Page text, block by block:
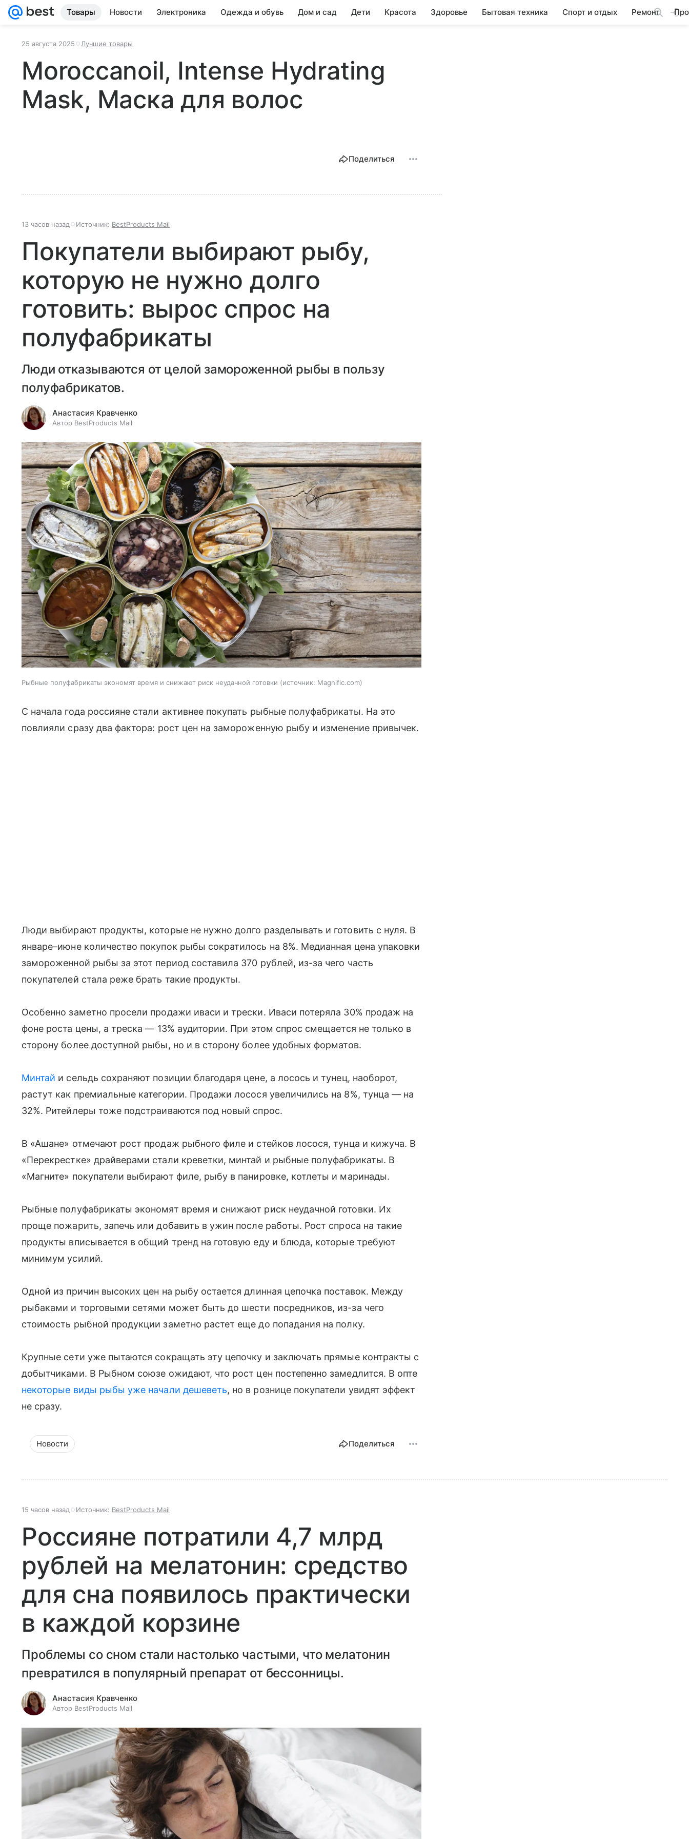
Товары Новости Электроника Одежда и обувь Дом и сад Дети Красота Здоровье Бытовая техника Спорт и отдых Ремонт
25 августа 2025 Лучшие товары
Moroccanoil, Intense Hydrating
Mask, Маска для волос
Поделиться
13 часов назад Источник: BestProducts Mail
Покупатели выбирают рыбу,
которую не нужно долго
готовить: вырос спрос на
полуфабрикаты
Люди отказываются от целой замороженной рыбы в пользу
полуфабрикатов.
Анастасия Кравченко
Автор BestProducts Mail
Рыбные полуфабрикаты экономят время и снижают риск неудачной готовки источник: Magnific.com
С начала года россияне стали активнее покупать рыбные полуфабрикаты. На это
повлияли сразу два фактора: рост цен на замороженную рыбу и изменение привычек.
Люди выбирают продукты, которые не нужно долго разделывать и готовить с нуля. В
январе–июне количество покупок рыбы сократилось на 8%. Медианная цена упаковки
замороженной рыбы за этот период составила 370 рублей, из-за чего часть
покупателей стала реже брать такие продукты.
Особенно заметно просели продажи иваси и трески. Иваси потеряла 30% продаж на
фоне роста цены, а треска — 13% аудитории. При этом спрос смещается не только в
сторону более доступной рыбы, но и в сторону более удобных форматов.
Минтай и сельдь сохраняют позиции благодаря цене, а лосось и тунец, наоборот,
растут как премиальные категории. Продажи лосося увеличились на 8%, тунца — на
32%. Ритейлеры тоже подстраиваются под новый спрос.
В «Ашане» отмечают рост продаж рыбного филе и стейков лосося, тунца и кижуча. В
«Перекрестке» драйверами стали креветки, минтай и рыбные полуфабрикаты. В
«Магните» покупатели выбирают филе, рыбу в панировке, котлеты и маринады.
Рыбные полуфабрикаты экономят время и снижают риск неудачной готовки. Их
проще пожарить, запечь или добавить в ужин после работы. Рост спроса на такие
продукты вписывается в общий тренд на готовую еду и блюда, которые требуют
минимум усилий.
Одной из причин высоких цен на рыбу остается длинная цепочка поставок. Между
рыбаками и торговыми сетями может быть до шести посредников, из-за чего
стоимость рыбной продукции заметно растет еще до попадания на полку.
Крупные сети уже пытаются сокращать эту цепочку и заключать прямые контракты с
добытчиками. В Рыбном союзе ожидают, что рост цен постепенно замедлится. В опте
некоторые виды рыбы уже начали дешеветь, но в рознице покупатели увидят эффект
не сразу.
Новости Поделиться
15 часов назад Источник: BestProducts Mail
Россияне потратили 4,7 млрд
рублей на мелатонин: средство
для сна появилось практически
в каждой корзине
Проблемы со сном стали настолько частыми, что мелатонин
превратился в популярный препарат от бессонницы.
Анастасия Кравченко
Автор BestProducts Mail